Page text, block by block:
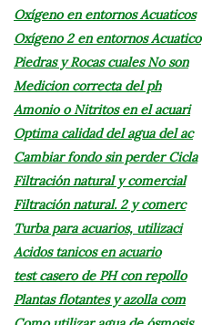
Oxígeno en entornos Acuaticos
Oxígeno 2 en entornos Acuatico
Piedras y Rocas cuales No son
Medicion correcta del ph
Amonio o Nitritos en el acuari
Optima calidad del agua del ac
Cambiar fondo sin perder Cicla
Filtración natural y comercial
Filtración natural. 2 y comerc
Turba para acuarios, utilizaci
Acidos tanicos en acuario
test casero de PH con repollo
Plantas flotantes y azolla com